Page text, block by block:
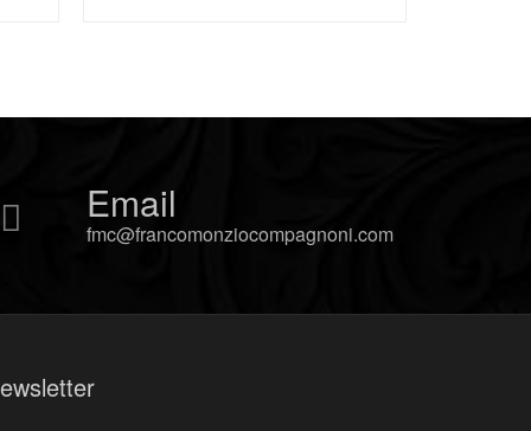
Email
fmc@francomonziocompagnoni.com